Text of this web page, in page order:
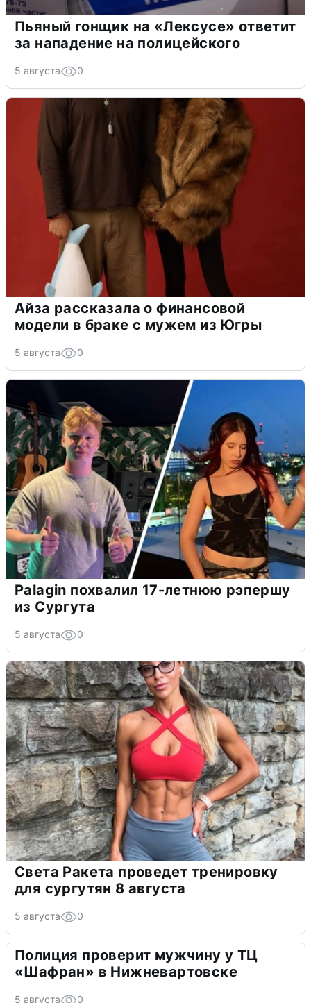
Пьяный гонщик на «Лексусе» ответит
за нападение на полицейского
5 августа 0
Айза рассказала о финансовой
модели в браке с мужем из Югры
5 августа 0
Palagin похвалил 17-летнюю рэпершу
из Сургута
5 августа 0
Света Ракета проведет тренировку
для сургутян 8 августа
5 августа 0
Полиция проверит мужчину у ТЦ
«Шафран» в Нижневартовске
5 августа 0